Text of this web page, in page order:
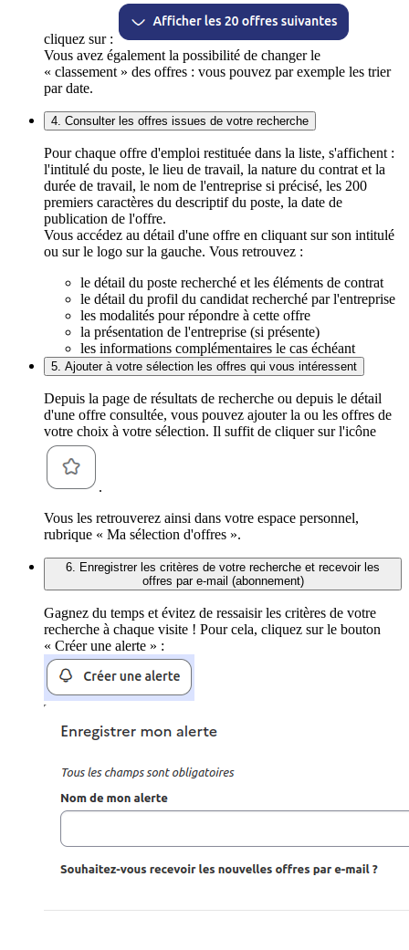
cliquez sur :
Vous avez également la possibilité de changer le
« classement » des offres : vous pouvez par exemple les trier
par date.
4. Consulter les offres issues de votre recherche
Pour chaque offre d'emploi restituée dans la liste, s'affichent :
l'intitulé du poste, le lieu de travail, la nature du contrat et la
durée de travail, le nom de l'entreprise si précisé, les 200
premiers caractères du descriptif du poste, la date de
publication de l'offre.
Vous accédez au détail d'une offre en cliquant sur son intitulé
ou sur le logo sur la gauche. Vous retrouvez :
le détail du poste recherché et les éléments de contrat
le détail du profil du candidat recherché par l'entreprise
les modalités pour répondre à cette offre
la présentation de l'entreprise (si présente)
les informations complémentaires le cas échéant
5. Ajouter à votre sélection les offres qui vous intéressent
Depuis la page de résultats de recherche ou depuis le détail
d'une offre consultée, vous pouvez ajouter la ou les offres de
votre choix à votre sélection. Il suffit de cliquer sur l'icône
.
Vous les retrouverez ainsi dans votre espace personnel,
rubrique « Ma sélection d'offres ».
6. Enregistrer les critères de votre recherche et recevoir les
offres par e-mail (abonnement)
Gagnez du temps et évitez de ressaisir les critères de votre
recherche à chaque visite ! Pour cela, cliquez sur le bouton
« Créer une alerte » :